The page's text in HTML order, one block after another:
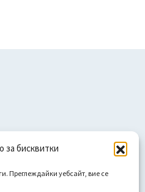
за бисквитки
Преглеждайки уебсайт, вие се